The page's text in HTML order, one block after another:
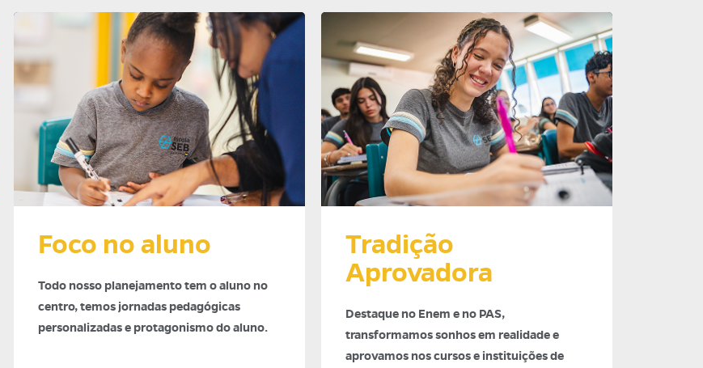
Foco no aluno
Todo nosso planejamento tem o aluno no
centro, temos jornadas pedagógicas
personalizadas e protagonismo do aluno.
Tradição
Aprovadora
Destaque no Enem e no PAS,
transformamos sonhos em realidade e
aprovamos nos cursos e instituições de